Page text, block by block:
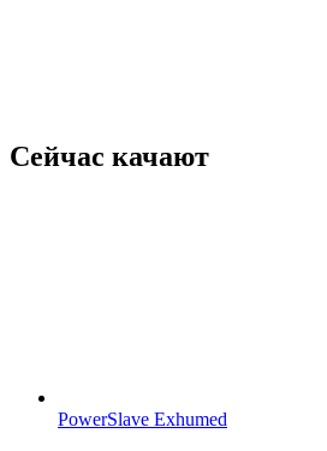
Сейчас качают
PowerSlave Exhumed